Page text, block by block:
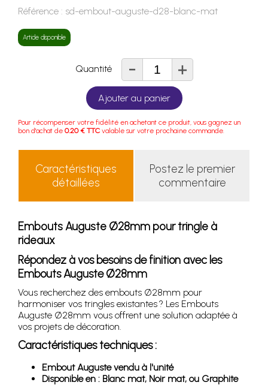
Référence : sd-embout-auguste-d28-blanc-mat
Article disponible
Quantité - +
Ajouter au panier
Pour récompenser votre fidélité en achetant ce produit, vous gagnez un
bon d'achat de 0.20 € TTC valable sur votre prochaine commande.
Caractéristiques
détaillées
Postez le premier
commentaire
Embouts Auguste Ø28mm pour tringle à
rideaux
Répondez à vos besoins de finition avec les
Embouts Auguste Ø28mm
Vous recherchez des embouts Ø28mm pour
harmoniser vos tringles existantes ? Les Embouts
Auguste Ø28mm vous offrent une solution adaptée à
vos projets de décoration.
Caractéristiques techniques :
Embout Auguste vendu à l'unité
Disponible en : Blanc mat, Noir mat, ou Graphite